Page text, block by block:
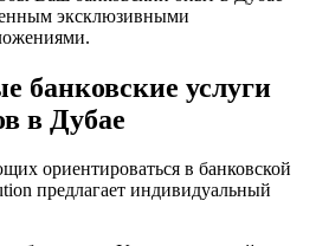
эксклюзивными
банковские услуги
в Дубае
ориентироваться в банковской
предлагает индивидуальный